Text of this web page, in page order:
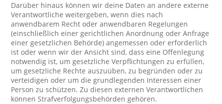
Darüber hinaus können wir deine Daten an andere externe
Verantwortliche weitergeben, wenn dies nach
anwendbarem Recht oder anwendbaren Regelungen
(einschließlich einer gerichtlichen Anordnung oder Anfrage
einer gesetzlichen Behörde) angemessen oder erforderlich
ist oder wenn wir der Ansicht sind, dass eine Offenlegung
notwendig ist, um gesetzliche Verpflichtungen zu erfüllen,
um gesetzliche Rechte auszuüben, zu begründen oder zu
verteidigen oder um die grundlegenden Interessen einer
Person zu schützen. Zu diesen externen Verantwortlichen
können Strafverfolgungsbehörden gehören.